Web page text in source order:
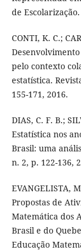
de
CONTI, K. C.;
pelo contexto
estatística.
155-171, 2016.
DIAS, C. F. B.;
Estatística nos
Brasil: uma
n. 2, p. 122-136,
EVANGELISTA,
Propostas de
Matemática dos
Brasil e do
Educação